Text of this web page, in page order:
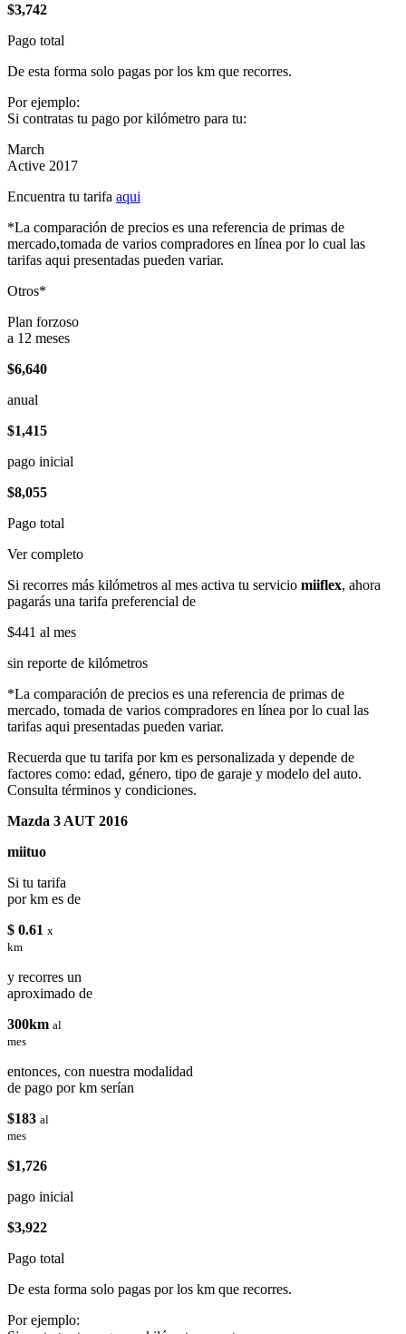
$3,742
Pago total
De esta forma solo pagas por los km que recorres.
Por ejemplo:
Si contratas tu pago por kilómetro para tu:
March
Active 2017
Encuentra tu tarifa aqui
*La comparación de precios es una referencia de primas de
mercado,tomada de varios compradores en línea por lo cual las
tarifas aqui presentadas pueden variar.
Otros*
Plan forzoso
a 12 meses
$6,640
anual
$1,415
pago inicial
$8,055
Pago total
Ver completo
Si recorres más kilómetros al mes activa tu servicio miiflex, ahora
pagarás una tarifa preferencial de
$441 al mes
sin reporte de kilómetros
*La comparación de precios es una referencia de primas de
mercado, tomada de varios compradores en línea por lo cual las
tarifas aqui presentadas pueden variar.
Recuerda que tu tarifa por km es personalizada y depende de
factores como: edad, género, tipo de garaje y modelo del auto.
Consulta términos y condiciones.
Mazda 3 AUT 2016
miituo
Si tu tarifa
por km es de
$ 0.61 x
km
y recorres un
aproximado de
300km al
mes
entonces, con nuestra modalidad
de pago por km serían
$183 al
mes
$1,726
pago inicial
$3,922
Pago total
De esta forma solo pagas por los km que recorres.
Por ejemplo: